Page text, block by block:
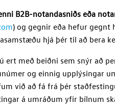
B2B-notandasniðs eða
) og gegnir eða hefur gegnt
hjá þér til að bera
ert með beiðni sem snýr að
og einnig upplýsingar
við að fá frá þér
á umráðum yfir bílnum